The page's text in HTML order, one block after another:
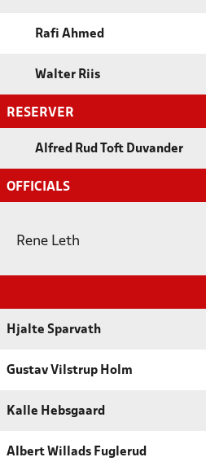
Rafi Ahmed
Walter Riis
RESERVER
Alfred Rud Toft Duvander
OFFICIALS
Rene Leth
Hjalte Sparvath
Gustav Vilstrup Holm
Kalle Hebsgaard
Albert Willads Fuglerud